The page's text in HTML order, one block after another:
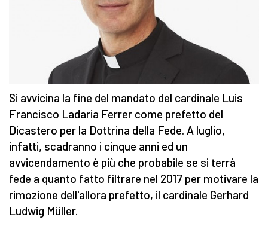
Si avvicina la fine del mandato del cardinale Luis
Francisco Ladaria Ferrer come prefetto del
Dicastero per la Dottrina della Fede. A luglio,
infatti, scadranno i cinque anni ed un
avvicendamento è più che probabile se si terrà
fede a quanto fatto filtrare nel 2017 per motivare la
rimozione dell'allora prefetto, il cardinale Gerhard
Ludwig Müller.